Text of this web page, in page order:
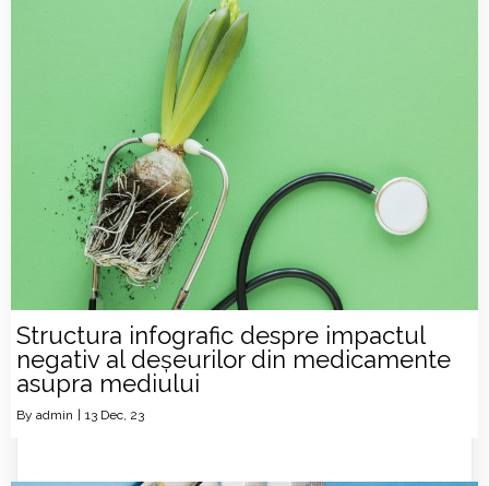
Structura infografic despre impactul
negativ al deșeurilor din medicamente
asupra mediului
By admin | 13 Dec, 23